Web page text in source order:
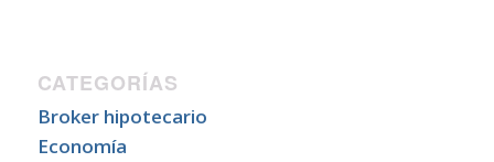
CATEGORÍAS
Broker hipotecario
Economía